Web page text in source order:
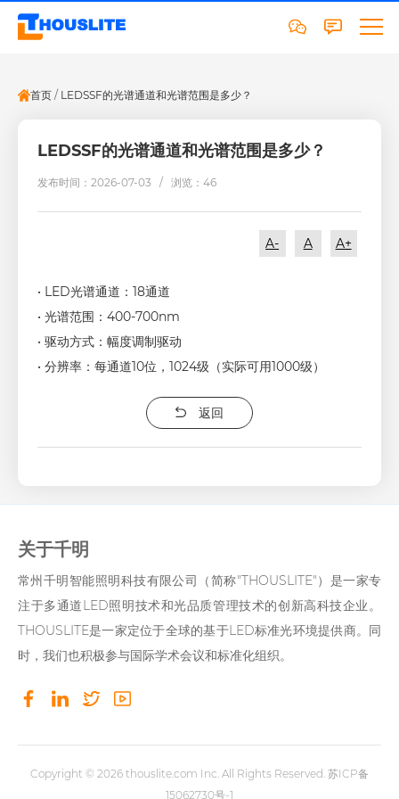
首页 / LEDSSF的光谱通道和光谱范围是多少？
LEDSSF的光谱通道和光谱范围是多少？
发布时间：2026-07-03 /浏览：46
A- A A+
• LED光谱通道：18通道
• 光谱范围：400-700nm
• 驱动方式：幅度调制驱动
• 分辨率：每通道10位，1024级（实际可用1000级）
返回
关于千明
常州千明智能照明科技有限公司（简称"THOUSLITE"）是一家专
注于多通道LED照明技术和光品质管理技术的创新高科技企业。
THOUSLITE是一家定位于全球的基于LED标准光环境提供商。同
时，我们也积极参与国际学术会议和标准化组织。
Copyright © 2026 thouslite.com Inc. All Rights Reserved. 苏ICP备
15062730号-1